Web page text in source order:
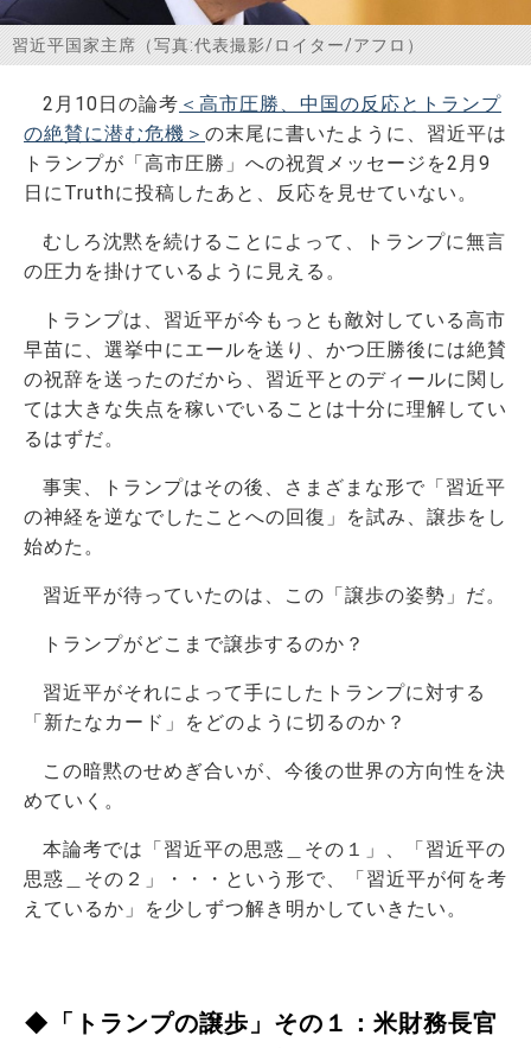
習近平国家主席（写真:代表撮影/ロイター/アフロ）
2月10日の論考 ＜高市圧勝、中国の反応とトランプ
の絶賛に潜む危機＞ の末尾に書いたように、習近平は
トランプが「高市圧勝」への祝賀メッセージを2月9
日にTruthに投稿したあと、反応を見せていない。
むしろ沈黙を続けることによって、トランプに無言
の圧力を掛けているように見える。
トランプは、習近平が今もっとも敵対している高市
早苗に、選挙中にエールを送り、かつ圧勝後には絶賛
の祝辞を送ったのだから、習近平とのディールに関し
ては大きな失点を稼いでいることは十分に理解してい
るはずだ。
事実、トランプはその後、さまざまな形で「習近平
の神経を逆なでしたことへの回復」を試み、譲歩をし
始めた。
習近平が待っていたのは、この「譲歩の姿勢」だ。
トランプがどこまで譲歩するのか？
習近平がそれによって手にしたトランプに対する
「新たなカード」をどのように切るのか？
この暗黙のせめぎ合いが、今後の世界の方向性を決
めていく。
本論考では「習近平の思惑＿その１」、「習近平の
思惑＿その２」・・・という形で、「習近平が何を考
えているか」を少しずつ解き明かしていきたい。
◆「トランプの譲歩」その１：米財務長官